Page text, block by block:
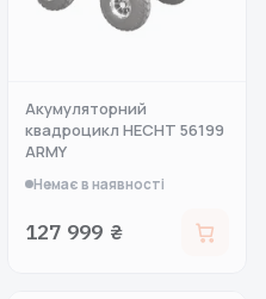
Акумуляторний
квадроцикл HECHT 56199
ARMY
Немає в наявності
127 999 ₴